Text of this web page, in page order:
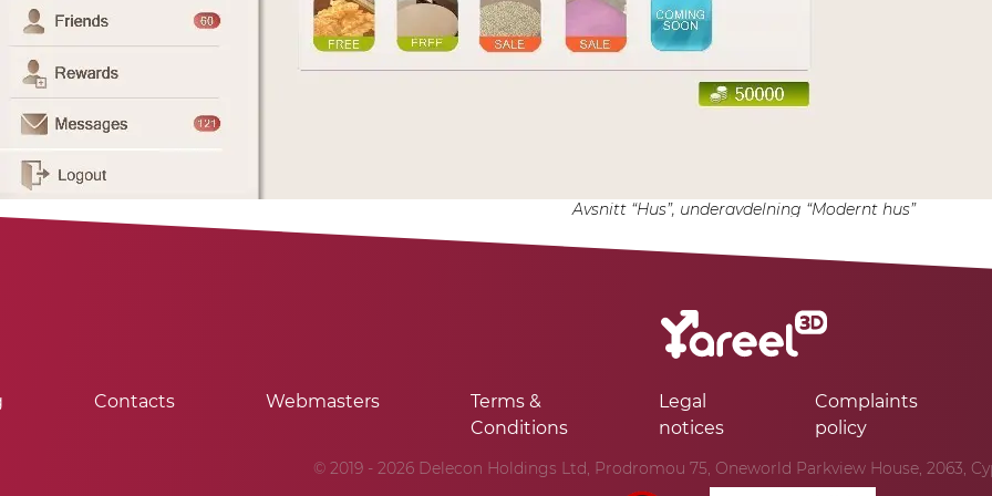
Avsnitt “Hus”, underavdelning “Modernt hus”
Contacts Webmasters
Terms &
Conditions
Legal
notices
Complaints
policy
© 2019 - 2026 Delecon Holdings Ltd, Prodromou 75, Oneworld Parkview House, 2063,